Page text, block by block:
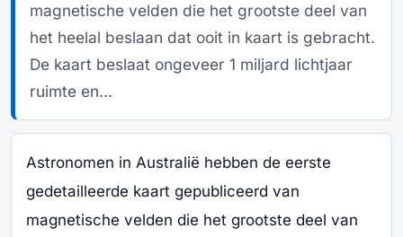
magnetische velden die het grootste deel van
het heelal beslaan dat ooit in kaart is gebracht.
De kaart beslaat ongeveer 1 miljard lichtjaar
ruimte en...
Astronomen in Australië hebben de eerste
gedetailleerde kaart gepubliceerd van
magnetische velden die het grootste deel van